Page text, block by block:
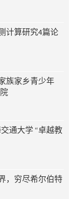
计算研究4篇论
族家乡青少年
通大学 “卓越教
，穷尽希尔伯特